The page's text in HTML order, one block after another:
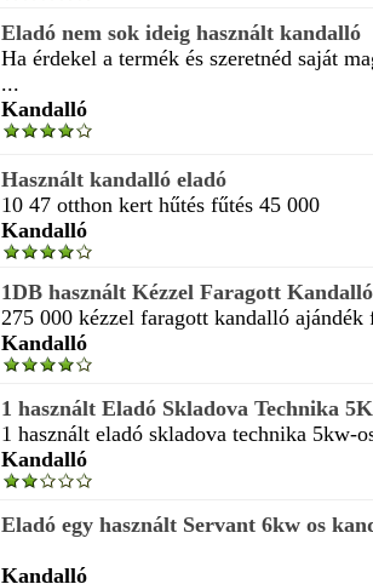
Eladó nem sok ideig használt kandalló
Ha érdekel a termék és szeretnéd saját
...
Kandalló
Használt kandalló eladó
10 47 otthon kert hűtés fűtés 45 000
Kandalló
1DB használt Kézzel Faragott
275 000 kézzel faragott kandalló ajándék
Kandalló
1 használt Eladó Skladova Technika
1 használt eladó skladova technika 5kw-
Kandalló
Eladó egy használt Servant 6kw os
Kandalló